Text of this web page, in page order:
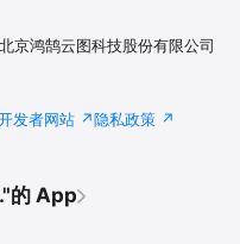
京鸿鹄云图科技股份有限公司
发者网站 隐私政策
的 App